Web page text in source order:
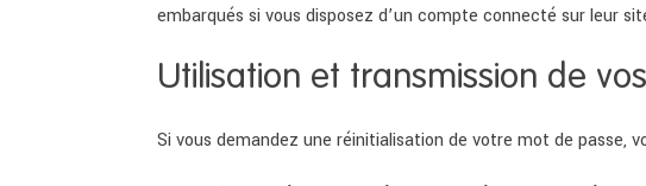
embarqués si vous disposez d’un compte connecté sur leur
Utilisation et transmission de
Si vous demandez une réinitialisation de votre mot de passe,